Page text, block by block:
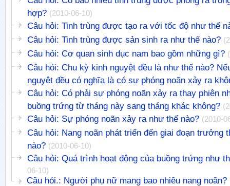
hợp? (2010-06-10)
Câu hỏi: Tinh trùng được tạo ra với tốc độ như thế
Câu hỏi: Tinh trùng được sản sinh ra như thế nào?
Câu hỏi: Cơ quan sinh dục nam bao gồm những gì?
Câu hỏi: Chu kỳ kinh nguyệt đều là như thế nào?
nguyệt đều có nghĩa là có sự phóng noãn xảy ra
Câu hỏi: Có phải sự phóng noãn xảy ra thay phiên
buồng trứng từ tháng này sang tháng khác không?
Câu hỏi: Sự phóng noãn xảy ra như thế nào? (2010-
Câu hỏi: Nang noãn phát triển đến giai đoạn trưởng
nào? (2010-06-10)
Câu hỏi: Quá trình hoạt động của buồng trứng như
06-10)
Câu hỏi.: Người phụ nữ mang bao nhiêu nang noãn?